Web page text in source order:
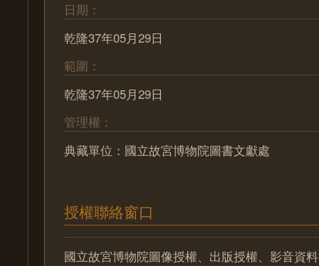
日期：
乾隆37年05月29日
範圍：
乾隆37年05月29日
管理權：
典藏單位：國立故宮博物院圖書文獻處
授權聯絡窗口
國立故宮博物院圖像授權、出版授權、影音資